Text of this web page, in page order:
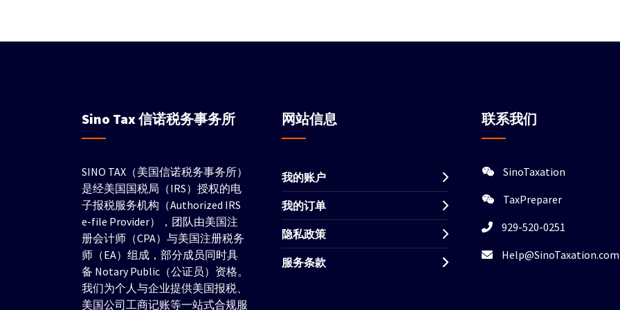
Sino Tax信诺税务事务所
SINO TAX（美国信诺税务事务所）
是经美国国税局（IRS）授权的电
子报税服务机构（Authorized IRS
e-file Provider），团队由美国注
册会计师（CPA）与美国注册税务
师（EA）组成，部分成员同时具
备 Notary Public（公证员）资格。
我们为个人与企业提供美国报税、
美国公司工商记账等一站式合规服
网站信息
我的账户
我的订单
隐私政策
服务条款
联系我们
SinoTaxation
TaxPreparer
929-520-0251
Help@SinoTaxation.com